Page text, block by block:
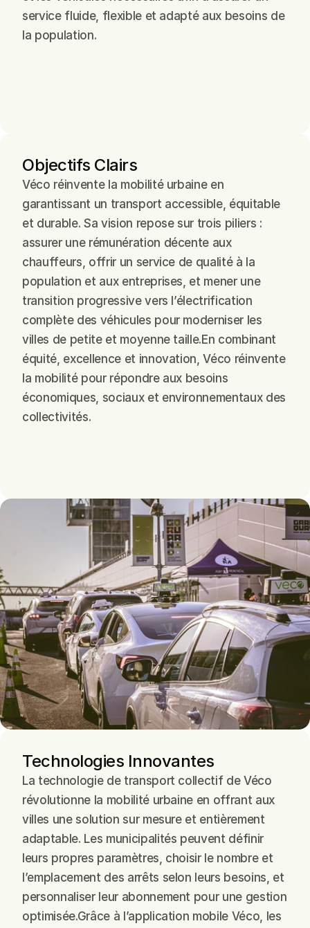
service fluide, flexible et adapté aux besoins de
la population.
Objectifs Clairs
Véco réinvente la mobilité urbaine en
garantissant un transport accessible, équitable
et durable. Sa vision repose sur trois piliers :
assurer une rémunération décente aux
chauffeurs, offrir un service de qualité à la
population et aux entreprises, et mener une
transition progressive vers l’électrification
complète des véhicules pour moderniser les
villes de petite et moyenne taille.En combinant
équité, excellence et innovation, Véco réinvente
la mobilité pour répondre aux besoins
économiques, sociaux et environnementaux des
collectivités.
Technologies Innovantes
La technologie de transport collectif de Véco
révolutionne la mobilité urbaine en offrant aux
villes une solution sur mesure et entièrement
adaptable. Les municipalités peuvent définir
leurs propres paramètres, choisir le nombre et
l’emplacement des arrêts selon leurs besoins, et
personnaliser leur abonnement pour une gestion
optimisée.Grâce à l’application mobile Véco, les